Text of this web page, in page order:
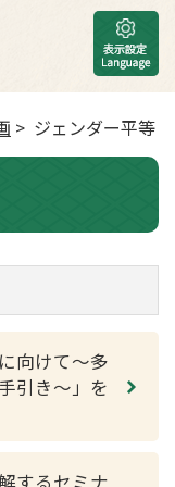
> ジェンダー平等
向けて～多
引き～」を
するセミナ